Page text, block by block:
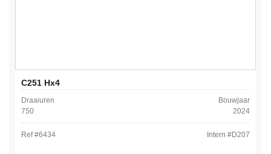
C251 Hx4
Draaiuren
750
Bouwjaar
2024
Ref #6434 Intern #D207